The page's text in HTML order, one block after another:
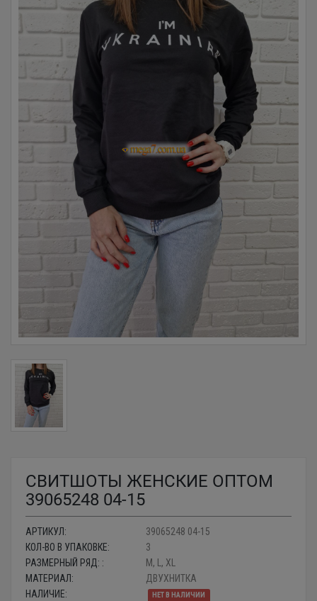
СВИТШОТЫ ЖЕНСКИЕ ОПТОМ
39065248 04-15
АРТИКУЛ:
39065248 04-15
КОЛ-ВО В УПАКОВКЕ:
3
РАЗМЕРНЫЙ РЯД: :
M, L, XL
МАТЕРИАЛ:
ДВУХНИТКА
НАЛИЧИЕ:
НЕТ В НАЛИЧИИ